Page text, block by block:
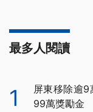
最多人閱讀
1
屏東移除逾
99萬獎勵金